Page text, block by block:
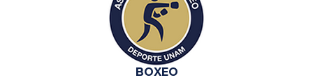
Jiménez
Vocal de Superior:
Felipe Rocha Ornelas
BOXEO